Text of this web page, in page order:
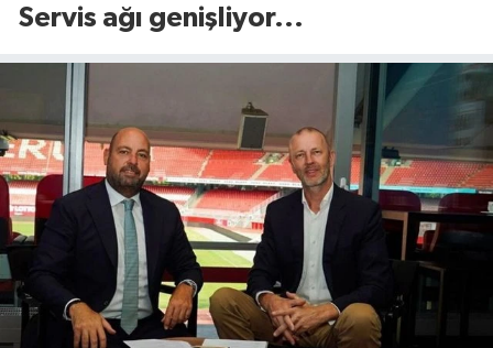
Servis ağı genişliyor...